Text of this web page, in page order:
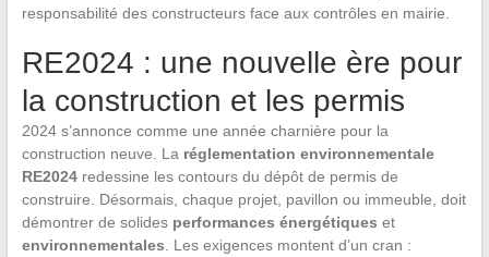
responsabilité des constructeurs face aux contrôles en mairie.
RE2024 : une nouvelle ère pour
la construction et les permis
2024 s’annonce comme une année charnière pour la
construction neuve. La réglementation environnementale
RE2024redessine les contours du dépôt de permis de
construire. Désormais, chaque projet, pavillon ou immeuble, doit
démontrer de solides performances énergétiques et
environnementales . Les exigences montent d’un cran :